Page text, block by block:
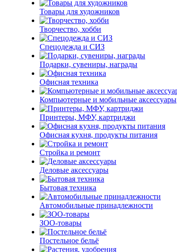
Товары для художников
Творчество, хобби
Спецодежда и СИЗ
Подарки, сувениры, награды
Офисная техника
Компьютерные и мобильные аксессуары
Принтеры, МФУ, картриджи
Офисная кухня, продукты питания
Стройка и ремонт
Деловые аксессуары
Бытовая техника
Автомобильные принадлежности
ЗОО-товары
Постельное бельё